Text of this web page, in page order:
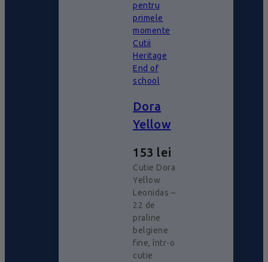
pentru
primele
momente
Cutii
Heritage
End of
school
Dora
Yellow
153 lei
Cutie Dora
Yellow
Leonidas –
22 de
praline
belgiene
fine, într-o
cutie